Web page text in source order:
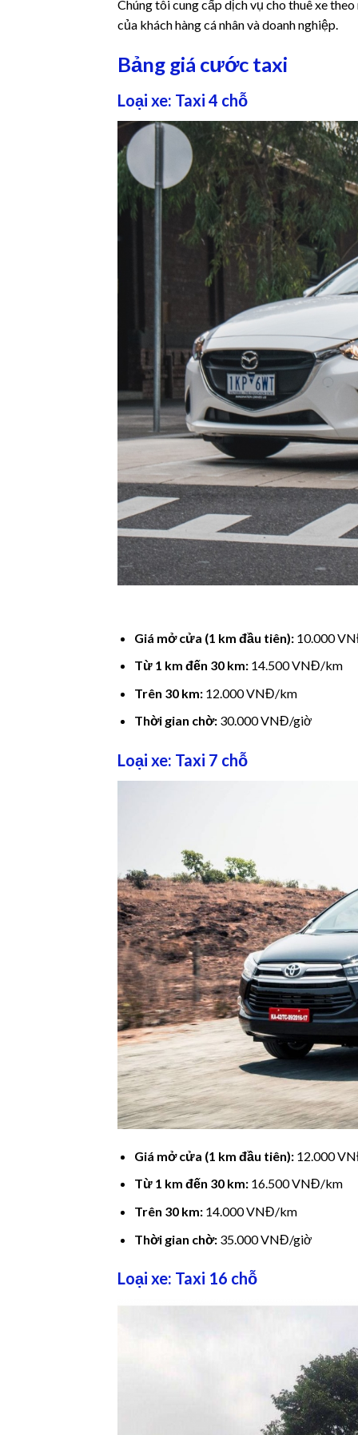
Chúng tôi cung cấp dịch vụ cho thuê xe
của khách hàng cá nhân và doanh nghiệp.
Bảng giá cước taxi
Loại xe: Taxi 4 chỗ
Giá mở cửa (1 km đầu tiên):10.000
Từ 1 km đến 30 km:14.500 VNĐ/km
Trên 30 km:12.000 VNĐ/km
Thời gian chờ:30.000 VNĐ/giờ
Loại xe: Taxi 7 chỗ
Giá mở cửa (1 km đầu tiên):12.000
Từ 1 km đến 30 km:16.500 VNĐ/km
Trên 30 km:14.000 VNĐ/km
Thời gian chờ:35.000 VNĐ/giờ
Loại xe: Taxi 16 chỗ